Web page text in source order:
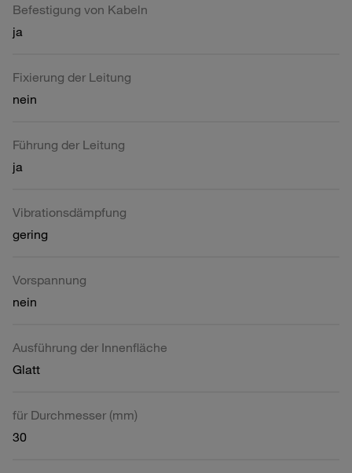
Befestigung von Kabeln
ja
Fixierung der Leitung
nein
Führung der Leitung
ja
Vibrationsdämpfung
gering
Vorspannung
nein
Ausführung der Innenfläche
Glatt
für Durchmesser (mm)
30